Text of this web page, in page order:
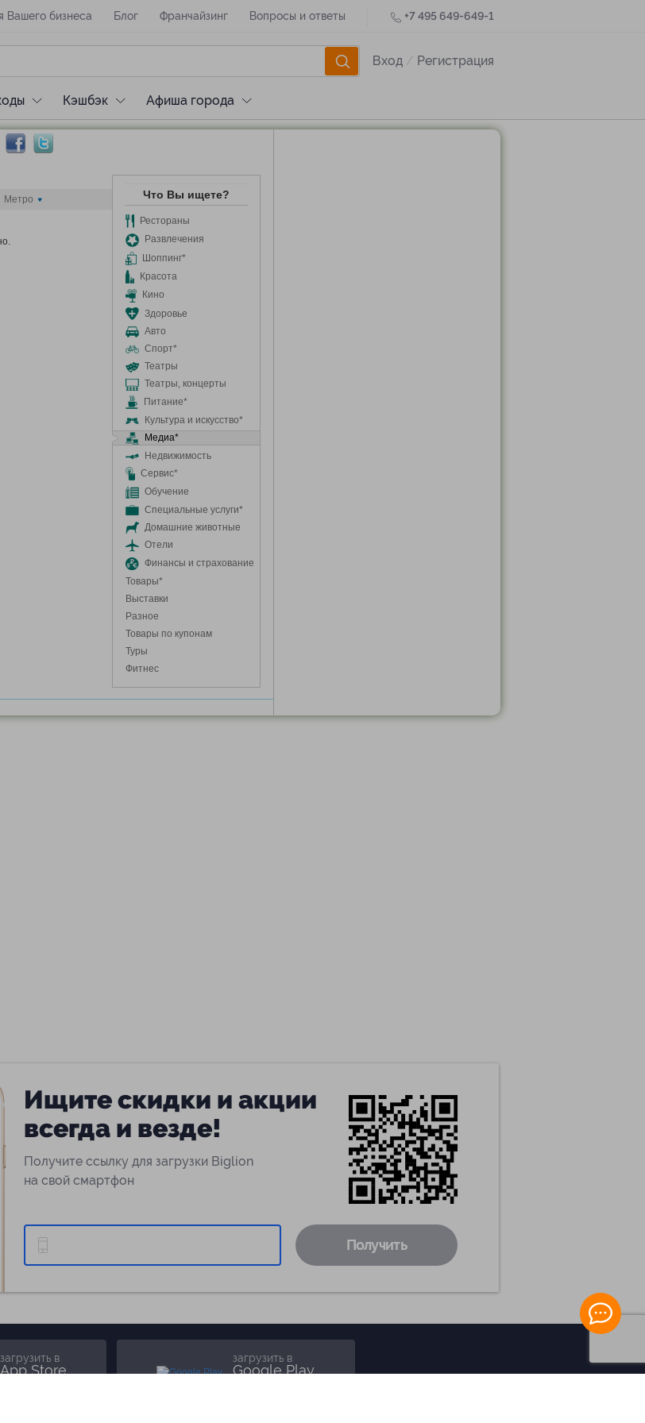
Вашего бизнеса Блог Франчайзинг Вопросы и ответы +7 495 649-649-1
Вход / Регистрация
Кэшбэк Афиша города
Метро Что Вы ищете?
Рестораны
Развлечения
Шоппинг*
Красота
Кино
Здоровье
Авто
Спорт*
Театры
Театры, концерты
Питание*
Культура и искусство*
Медиа*
Недвижимость
Сервис*
Обучение
Специальные услуги*
Домашние животные
Отели
Финансы и страхование
Товары*
Выставки
Разное
Товары по купонам
Туры
Фитнес
Ищите скидки и акции
всегда и везде!
Получите ссылку для загрузки Biglion
на свой смартфон
Получить
загрузить в
App Store
загрузить в
Google Play